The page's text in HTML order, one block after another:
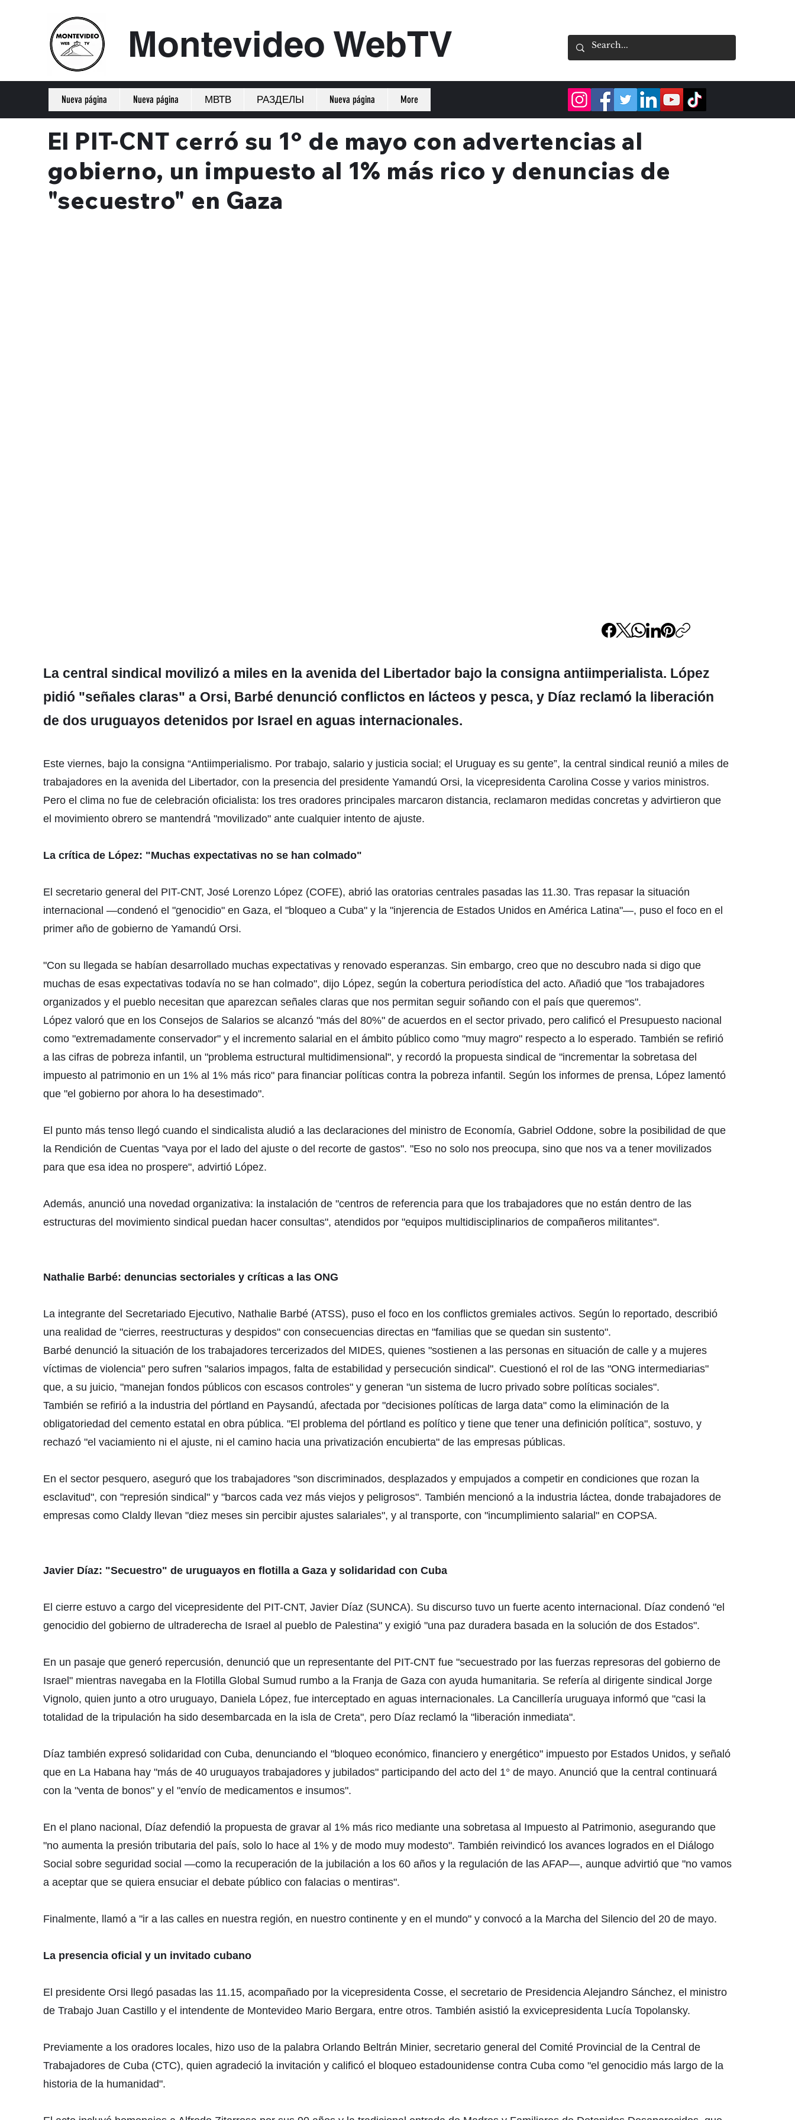
Montevideo WebTV
El PIT-CNT cerró su 1° de mayo con advertencias al
gobierno, un impuesto al 1% más rico y denuncias de
"secuestro" en Gaza
La central sindical movilizó a miles en la avenida del Libertador bajo la consigna antiimperialista. López
pidió "señales claras" a Orsi, Barbé denunció conflictos en lácteos y pesca, y Díaz reclamó la liberación
de dos uruguayos detenidos por Israel en aguas internacionales.
Este viernes, bajo la consigna “Antiimperialismo. Por trabajo, salario y justicia social; el Uruguay es su gente”, la central sindical reunió a miles de
trabajadores en la avenida del Libertador, con la presencia del presidente Yamandú Orsi, la vicepresidenta Carolina Cosse y varios ministros.
Pero el clima no fue de celebración oficialista: los tres oradores principales marcaron distancia, reclamaron medidas concretas y advirtieron que
el movimiento obrero se mantendrá "movilizado" ante cualquier intento de ajuste.
La crítica de López: "Muchas expectativas no se han colmado"
El secretario general del PIT-CNT, José Lorenzo López (COFE), abrió las oratorias centrales pasadas las 11.30. Tras repasar la situación
internacional —condenó el "genocidio" en Gaza, el "bloqueo a Cuba" y la "injerencia de Estados Unidos en América Latina"—, puso el foco en el
primer año de gobierno de Yamandú Orsi.
"Con su llegada se habían desarrollado muchas expectativas y renovado esperanzas. Sin embargo, creo que no descubro nada si digo que
muchas de esas expectativas todavía no se han colmado", dijo López, según la cobertura periodística del acto. Añadió que "los trabajadores
organizados y el pueblo necesitan que aparezcan señales claras que nos permitan seguir soñando con el país que queremos".
López valoró que en los Consejos de Salarios se alcanzó "más del 80%" de acuerdos en el sector privado, pero calificó el Presupuesto nacional
como "extremadamente conservador" y el incremento salarial en el ámbito público como "muy magro" respecto a lo esperado. También se refirió
a las cifras de pobreza infantil, un "problema estructural multidimensional", y recordó la propuesta sindical de "incrementar la sobretasa del
impuesto al patrimonio en un 1% al 1% más rico" para financiar políticas contra la pobreza infantil. Según los informes de prensa, López lamentó
que "el gobierno por ahora lo ha desestimado".
El punto más tenso llegó cuando el sindicalista aludió a las declaraciones del ministro de Economía, Gabriel Oddone, sobre la posibilidad de que
la Rendición de Cuentas "vaya por el lado del ajuste o del recorte de gastos". "Eso no solo nos preocupa, sino que nos va a tener movilizados
para que esa idea no prospere", advirtió López.
Además, anunció una novedad organizativa: la instalación de "centros de referencia para que los trabajadores que no están dentro de las
estructuras del movimiento sindical puedan hacer consultas", atendidos por "equipos multidisciplinarios de compañeros militantes".
Nathalie Barbé: denuncias sectoriales y críticas a las ONG
La integrante del Secretariado Ejecutivo, Nathalie Barbé (ATSS), puso el foco en los conflictos gremiales activos. Según lo reportado, describió
una realidad de "cierres, reestructuras y despidos" con consecuencias directas en "familias que se quedan sin sustento".
Barbé denunció la situación de los trabajadores tercerizados del MIDES, quienes "sostienen a las personas en situación de calle y a mujeres
víctimas de violencia" pero sufren "salarios impagos, falta de estabilidad y persecución sindical". Cuestionó el rol de las "ONG intermediarias"
que, a su juicio, "manejan fondos públicos con escasos controles" y generan "un sistema de lucro privado sobre políticas sociales".
También se refirió a la industria del pórtland en Paysandú, afectada por "decisiones políticas de larga data" como la eliminación de la
obligatoriedad del cemento estatal en obra pública. "El problema del pórtland es político y tiene que tener una definición política", sostuvo, y
rechazó "el vaciamiento ni el ajuste, ni el camino hacia una privatización encubierta" de las empresas públicas.
En el sector pesquero, aseguró que los trabajadores "son discriminados, desplazados y empujados a competir en condiciones que rozan la
esclavitud", con "represión sindical" y "barcos cada vez más viejos y peligrosos". También mencionó a la industria láctea, donde trabajadores de
empresas como Claldy llevan "diez meses sin percibir ajustes salariales", y al transporte, con "incumplimiento salarial" en COPSA.
Javier Díaz: "Secuestro" de uruguayos en flotilla a Gaza y solidaridad con Cuba
El cierre estuvo a cargo del vicepresidente del PIT-CNT, Javier Díaz (SUNCA). Su discurso tuvo un fuerte acento internacional. Díaz condenó "el
genocidio del gobierno de ultraderecha de Israel al pueblo de Palestina" y exigió "una paz duradera basada en la solución de dos Estados".
En un pasaje que generó repercusión, denunció que un representante del PIT-CNT fue "secuestrado por las fuerzas represoras del gobierno de
Israel" mientras navegaba en la Flotilla Global Sumud rumbo a la Franja de Gaza con ayuda humanitaria. Se refería al dirigente sindical Jorge
Vignolo, quien junto a otro uruguayo, Daniela López, fue interceptado en aguas internacionales. La Cancillería uruguaya informó que "casi la
totalidad de la tripulación ha sido desembarcada en la isla de Creta", pero Díaz reclamó la "liberación inmediata".
Díaz también expresó solidaridad con Cuba, denunciando el "bloqueo económico, financiero y energético" impuesto por Estados Unidos, y señaló
que en La Habana hay "más de 40 uruguayos trabajadores y jubilados" participando del acto del 1° de mayo. Anunció que la central continuará
con la "venta de bonos" y el "envío de medicamentos e insumos".
En el plano nacional, Díaz defendió la propuesta de gravar al 1% más rico mediante una sobretasa al Impuesto al Patrimonio, asegurando que
"no aumenta la presión tributaria del país, solo lo hace al 1% y de modo muy modesto". También reivindicó los avances logrados en el Diálogo
Social sobre seguridad social —como la recuperación de la jubilación a los 60 años y la regulación de las AFAP—, aunque advirtió que "no vamos
a aceptar que se quiera ensuciar el debate público con falacias o mentiras".
Finalmente, llamó a "ir a las calles en nuestra región, en nuestro continente y en el mundo" y convocó a la Marcha del Silencio del 20 de mayo.
La presencia oficial y un invitado cubano
El presidente Orsi llegó pasadas las 11.15, acompañado por la vicepresidenta Cosse, el secretario de Presidencia Alejandro Sánchez, el ministro
de Trabajo Juan Castillo y el intendente de Montevideo Mario Bergara, entre otros. También asistió la exvicepresidenta Lucía Topolansky.
Previamente a los oradores locales, hizo uso de la palabra Orlando Beltrán Minier, secretario general del Comité Provincial de la Central de
Trabajadores de Cuba (CTC), quien agradeció la invitación y calificó el bloqueo estadounidense contra Cuba como "el genocidio más largo de la
historia de la humanidad".
Nueva página Nueva página МВТВ РАЗДЕЛЫ Nueva página More